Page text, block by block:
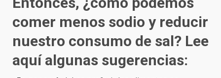
comer menos sodio y reducir
nuestro consumo de sal? Lee
aquí algunas sugerencias: